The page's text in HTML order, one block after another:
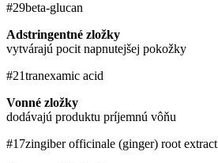
#29beta-glucan
Adstringentné zložky
vytvárajú pocit napnutejšej pokožky
#21tranexamic acid
Vonné zložky
dodávajú produktu príjemnú vôňu
#17zingiber officinale (ginger) root extract